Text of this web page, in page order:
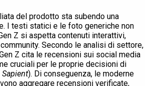
del prodotto sta subendo una
I testi statici e le foto generiche non
Z si aspetta contenuti interattivi,
Secondo le analisi di settore,
Z cita le recensioni sui social media
cruciali per le proprie decisioni di
). Di conseguenza, le moderne
aggregare recensioni verificate,